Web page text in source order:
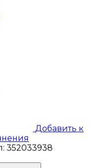
Добавить к
352033938